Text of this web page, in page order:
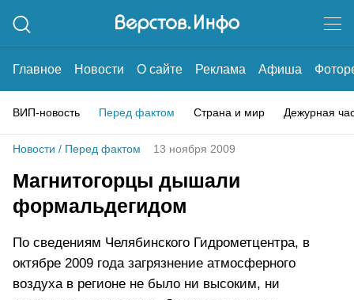
Главное Новости О сайте Реклама Афиша
ВИП-новость Перед фактом Страна и мир Дежурная
Новости / Перед фактом 13 ноября 2009
Магнитогорцы дышали
формальдегидом
По сведениям Челябинского Гидрометцентра, в
октябре 2009 года загрязнение атмосферного
воздуха в регионе не было ни высоким, ни